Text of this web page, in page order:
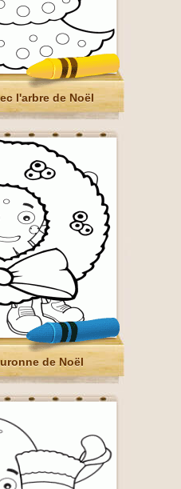
l'arbre de Noël
de Noël